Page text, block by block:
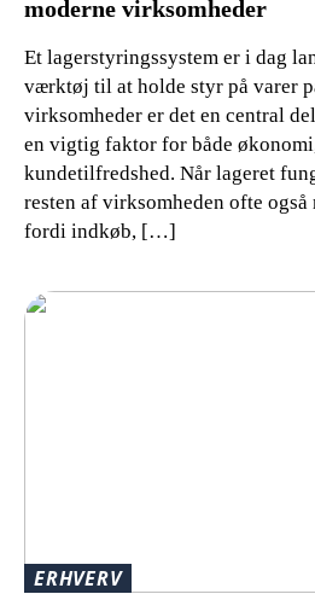
moderne virksomheder
Et lagerstyringssystem er i dag
værktøj til at holde styr på varer
virksomheder er det en central
en vigtig faktor for både
kundetilfredshed. Når lageret
resten af virksomheden ofte
fordi indkøb, […]
ERHVERV